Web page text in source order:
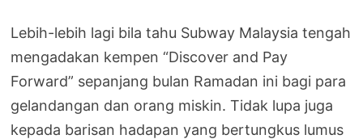
Lebih-lebih lagi bila tahu Subway Malaysia tengah
mengadakan kempen “Discover and Pay
Forward” sepanjang bulan Ramadan ini bagi para
gelandangan dan orang miskin. Tidak lupa juga
kepada barisan hadapan yang bertungkus lumus